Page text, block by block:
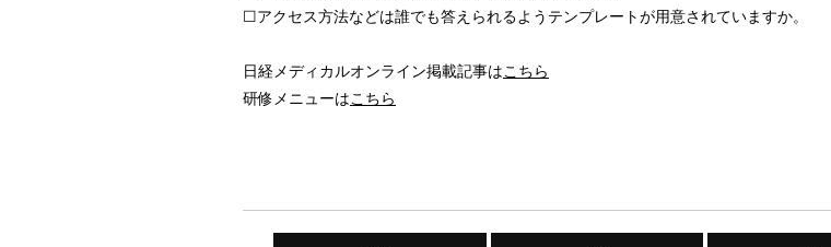
☐アクセス方法などは誰でも答えられるようテンプレートが用意されていますか。
日経メディカルオンライン掲載記事はこちら
研修メニューはこちら